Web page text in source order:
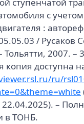
с
:
/ Русаков
Тольятти, 2007. –
копия доступна
ru/
–
в ТОНБ.